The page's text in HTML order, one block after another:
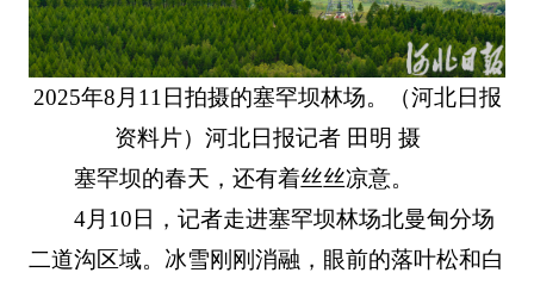
2025年8月11日拍摄的塞罕坝林场。（河北日报
资料片）河北日报记者 田明 摄
塞罕坝的春天，还有着丝丝凉意。
4月10日，记者走进塞罕坝林场北曼甸分场
二道沟区域。冰雪刚刚消融，眼前的落叶松和白